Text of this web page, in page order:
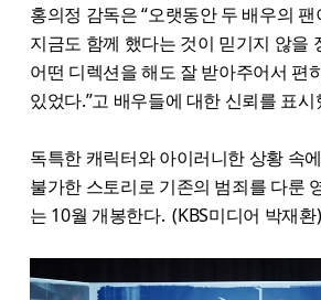
홍의정 감독은 “오랫동안 두 배우의
지금도 함께 했다는 것이 믿기지 않을
어떤 디렉션을 해도 잘 받아주어서 편
있었다.”고 배우들에 대한 신뢰를 표시
독특한 캐릭터와 아이러니한 상황 속
불가한 스토리로 기존의 범죄를 다룬
는 10월 개봉한다. (KBS미디어 박재환)